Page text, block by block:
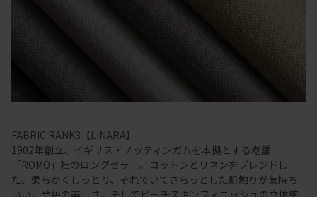
FABRIC RANK3【LINARA】
1902年創立、イギリス・ノッティンガムを本拠とする老舗
「ROMO」社のロングセラー。コットンとリネンをブレンドし
た、柔らかくしっとり、それでいてさらっとした肌触りが気持ち